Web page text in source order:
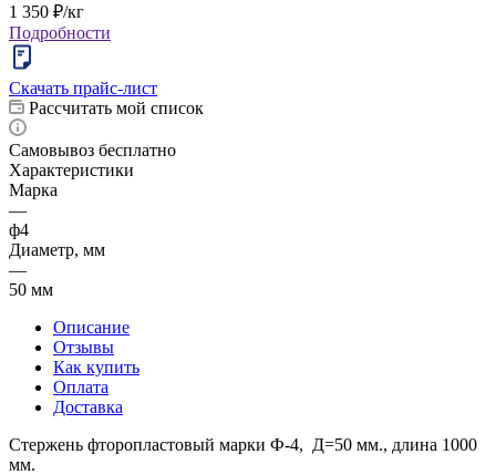
1 350 ₽/кг
Подробности
Скачать прайс-лист
Рассчитать мой список
Самовывоз бесплатно
Характеристики
Марка
—
ф4
Диаметр, мм
—
50 мм
Описание
Отзывы
Как купить
Оплата
Доставка
Стержень фторопластовый марки Ф-4, Д=50 мм., длина 1000
мм.